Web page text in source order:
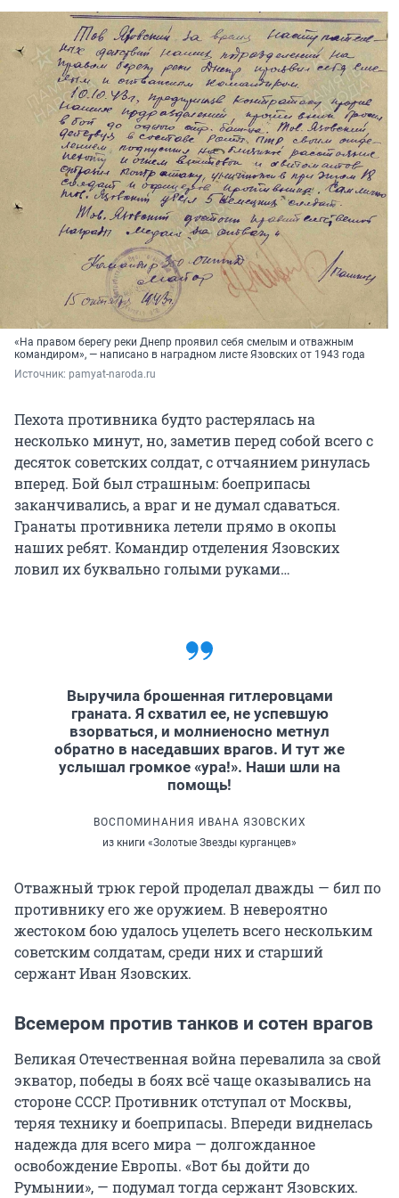
«На правом берегу реки Днепр проявил себя смелым и отважным
командиром», — написано в наградном листе Язовских от 1943 года
Источник: pamyat-naroda.ru
Пехота противника будто растерялась на
несколько минут, но, заметив перед собой всего с
десяток советских солдат, с отчаянием ринулась
вперед. Бой был страшным: боеприпасы
заканчивались, а враг и не думал сдаваться.
Гранаты противника летели прямо в окопы
наших ребят. Командир отделения Язовских
ловил их буквально голыми руками…
Выручила брошенная гитлеровцами
граната. Я схватил ее, не успевшую
взорваться, и молниеносно метнул
обратно в наседавших врагов. И тут же
услышал громкое «ура!». Наши шли на
помощь!
ВОСПОМИНАНИЯ ИВАНА ЯЗОВСКИХ
из книги «Золотые Звезды курганцев»
Отважный трюк герой проделал дважды — бил по
противнику его же оружием. В невероятно
жестоком бою удалось уцелеть всего нескольким
советским солдатам, среди них и старший
сержант Иван Язовских.
Всемером против танков и сотен врагов
Великая Отечественная война перевалила за свой
экватор, победы в боях всё чаще оказывались на
стороне СССР. Противник отступал от Москвы,
теряя технику и боеприпасы. Впереди виднелась
надежда для всего мира — долгожданное
освобождение Европы. «Вот бы дойти до
Румынии», — подумал тогда сержант Язовских.